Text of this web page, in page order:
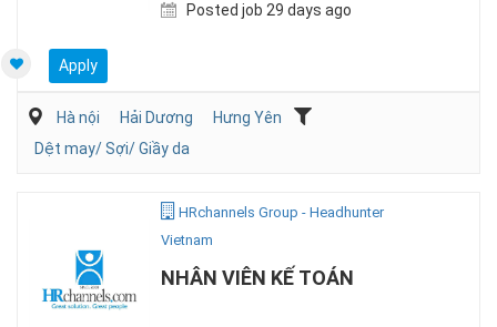
Posted job 29 days ago
Apply
Hà nội Hải Dương
Hưng Yên
Dệt may/ Sợi/ Giầy da
HRchannels Group - Headhunter
Vietnam
NHÂN VIÊN KẾ TOÁN